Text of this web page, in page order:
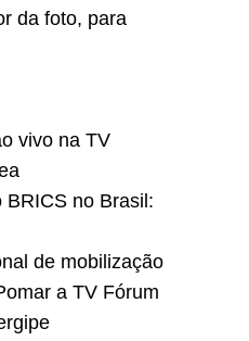
da foto, para
vivo na TV
BRICS no Brasil:
de mobilização
a TV Fórum